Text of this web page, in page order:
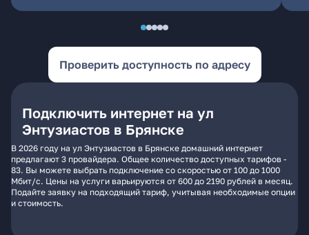
Проверить доступность по адресу
Подключить интернет на ул
Энтузиастов в Брянске
В 2026 году на ул Энтузиастов в Брянске домашний интернет
предлагают 3 провайдера. Общее количество доступных тарифов -
83. Вы можете выбрать подключение со скоростью от 100 до 1000
Мбит/с. Цены на услуги варьируются от 600 до 2190 рублей в месяц.
Подайте заявку на подходящий тариф, учитывая необходимые опции
и стоимость.